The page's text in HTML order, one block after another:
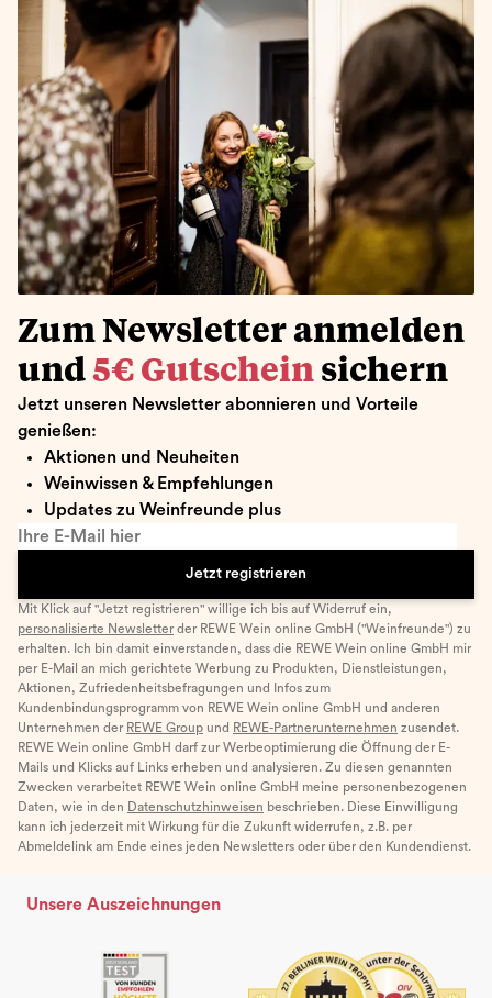
Zum Newsletter anmelden
und 5€ Gutschein sichern
Jetzt unseren Newsletter abonnieren und Vorteile
genießen:
Aktionen und Neuheiten
Weinwissen & Empfehlungen
Updates zu Weinfreunde plus
Ihre E-Mail hier
Jetzt registrieren
Mit Klick auf "Jetzt registrieren" willige ich bis auf Widerruf ein,
personalisierte Newsletter der REWE Wein online GmbH ("Weinfreunde") zu
erhalten. Ich bin damit einverstanden, dass die REWE Wein online GmbH mir
per E-Mail an mich gerichtete Werbung zu Produkten, Dienstleistungen,
Aktionen, Zufriedenheitsbefragungen und Infos zum
Kundenbindungsprogramm von REWE Wein online GmbH und anderen
Unternehmen der REWE Group und REWE-Partnerunternehmen zusendet.
REWE Wein online GmbH darf zur Werbeoptimierung die Öffnung der E-
Mails und Klicks auf Links erheben und analysieren. Zu diesen genannten
Zwecken verarbeitet REWE Wein online GmbH meine personenbezogenen
Daten, wie in den Datenschutzhinweisen beschrieben. Diese Einwilligung
kann ich jederzeit mit Wirkung für die Zukunft widerrufen, z.B. per
Abmeldelink am Ende eines jeden Newsletters oder über den Kundendienst.
Unsere Auszeichnungen